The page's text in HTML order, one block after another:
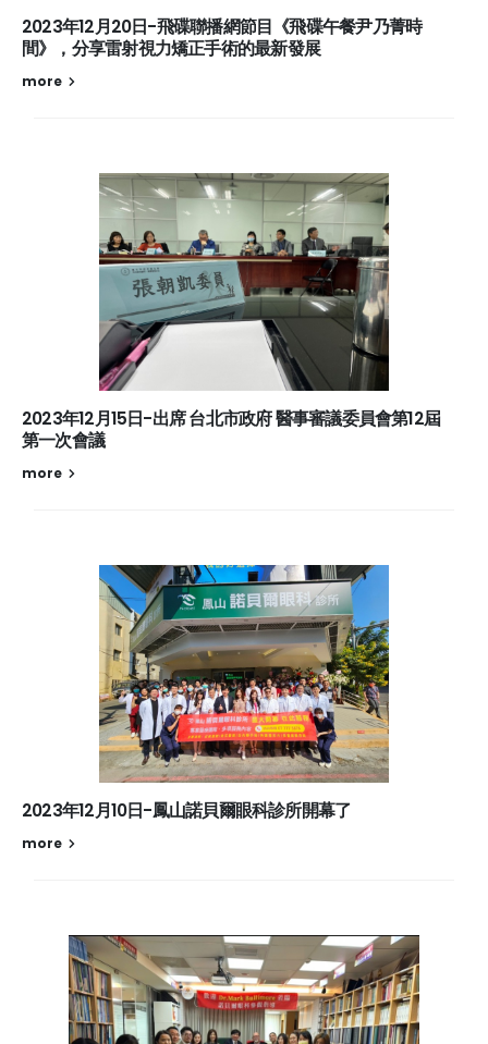
2023年12月20日-飛碟聯播網節目《飛碟午餐尹乃菁時
間》，分享雷射視力矯正手術的最新發展
more
2023年12月15日-出席 台北市政府 醫事審議委員會第12屆
第一次會議
more
2023年12月10日-鳳山諾貝爾眼科診所開幕了
more